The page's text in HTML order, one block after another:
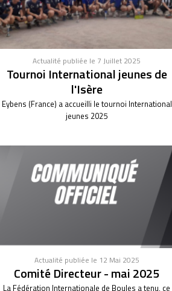
Actualité publiée le 7 Juillet 2025
Tournoi International jeunes de
l'Isère
Eybens (France) a accueilli le tournoi International
jeunes 2025
Actualité publiée le 12 Mai 2025
Comité Directeur - mai 2025
La Fédération Internationale de Boules a tenu, ce